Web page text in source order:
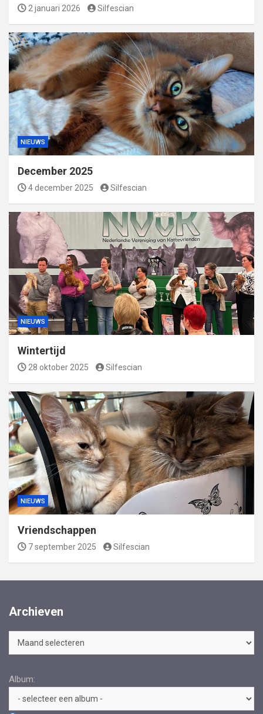
2 januari 2026 Silfescian
NIEUWS
December 2025
4 december 2025 Silfescian
NIEUWS
Wintertijd
28 oktober 2025 Silfescian
NIEUWS
Vriendschappen
7 september 2025 Silfescian
Archieven
Archieven
Album: